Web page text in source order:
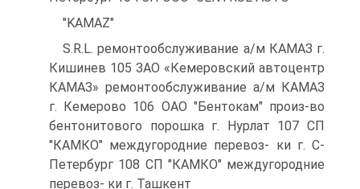
"KAMAZ"
S.R.L. ремонтообслуживание а/м КАМАЗ г.
Кишинев 105 ЗАО «Кемеровский автоцентр
КАМАЗ» ремонтообслуживание а/м КАМАЗ
г. Кемерово 106 ОАО "Бентокам" произ-во
бентонитового порошка г. Нурлат 107 СП
"КАМКО" междугородние перевоз- ки г. С-
Петербург 108 СП "КАМКО" междугородние
перевоз- ки г. Ташкент